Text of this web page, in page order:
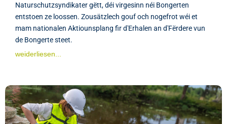
Naturschutzsyndikater gëtt, déi virgesinn néi Bongerten
entstoen ze loossen. Zousätzlech gouf och nogefrot wéi et
mam nationalen Aktiounsplang fir d'Erhalen an d'Fërdere vun
de Bongerte steet.
weiderliesen...